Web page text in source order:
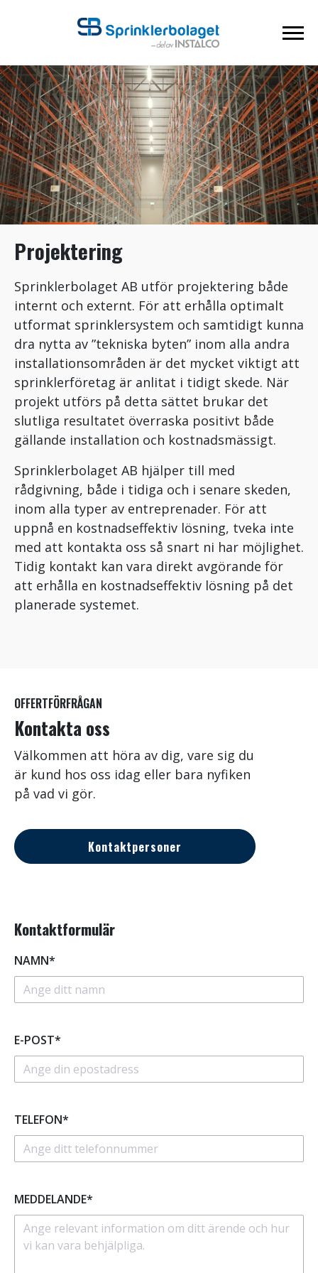
Projektering
Sprinklerbolaget AB utför projektering både
internt och externt. För att erhålla optimalt
utformat sprinklersystem och samtidigt kunna
dra nytta av ”tekniska byten” inom alla andra
installationsområden är det mycket viktigt att
sprinklerföretag är anlitat i tidigt skede. När
projekt utförs på detta sättet brukar det
slutliga resultatet överraska positivt både
gällande installation och kostnadsmässigt.
Sprinklerbolaget AB hjälper till med
rådgivning, både i tidiga och i senare skeden,
inom alla typer av entreprenader. För att
uppnå en kostnadseffektiv lösning, tveka inte
med att kontakta oss så snart ni har möjlighet.
Tidig kontakt kan vara direkt avgörande för
att erhålla en kostnadseffektiv lösning på det
planerade systemet.
OFFERTFÖRFRÅGAN
Kontakta oss
Välkommen att höra av dig, vare sig du
är kund hos oss idag eller bara nyfiken
på vad vi gör.
Kontaktpersoner
Kontaktformulär
NAMN*
E-POST*
TELEFON*
MEDDELANDE*